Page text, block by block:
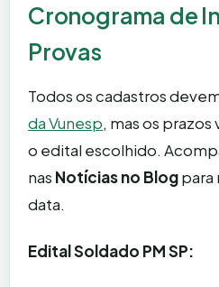
Cronograma de
Provas
Todos os cadastros
da Vunesp, mas os
o edital escolhido.
nas Notícias no Blogpara
data.
Edital Soldado PM SP: